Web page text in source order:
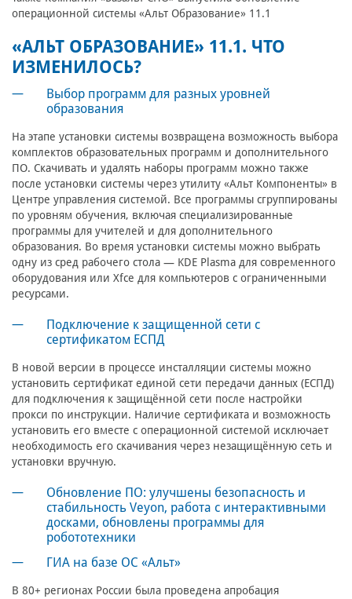
операционной системы «Альт Образование» 11.1
«АЛЬТ ОБРАЗОВАНИЕ» 11.1. ЧТО
ИЗМЕНИЛОСЬ?
Выбор программ для разных уровней
образования
На этапе установки системы возвращена возможность выбора
комплектов образовательных программ и дополнительного
ПО. Скачивать и удалять наборы программ можно также
после установки системы через утилиту «Альт Компоненты» в
Центре управления системой. Все программы сгруппированы
по уровням обучения, включая специализированные
программы для учителей и для дополнительного
образования. Во время установки системы можно выбрать
одну из сред рабочего стола — KDE Plasma для современного
оборудования или Xfce для компьютеров с ограниченными
ресурсами.
Подключение к защищенной сети с
сертификатом ЕСПД
В новой версии в процессе инсталляции системы можно
установить сертификат единой сети передачи данных (ЕСПД)
для подключения к защищённой сети после настройки
прокси по инструкции. Наличие сертификата и возможность
установить его вместе с операционной системой исключает
необходимость его скачивания через незащищённую сеть и
установки вручную.
Обновление ПО: улучшены безопасность и
стабильность Veyon, работа с интерактивными
досками, обновлены программы для
робототехники
ГИА на базе ОС «Альт»
В 80+ регионах России была проведена апробация